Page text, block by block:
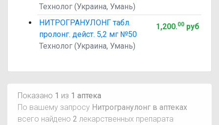
Технолог (Украина, Умань)
НИТРОГРАНУЛОНГ табл.
пролонг. дейст. 5,2 мг №50
Технолог (Украина, Умань)
1,200.00руб
Показано 1 из 1 аптека
По вашему запросу Нитрогранулонг в аптеках
всего найдено 2 лекарственных препарата